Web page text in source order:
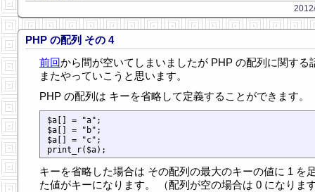
PHP の配列 その 4
前回から間が空いてしまいましたが PHP の配列に関する
またやっていこうと思います。
PHP の配列は キーを省略して定義することができます。
$a[] = "a";
$a[] = "b";
$a[] = "c";
キーを省略した場合は その配列の最大のキーの値に 1 を
た値がキーになります。 （配列が空の場合は 0 になりま